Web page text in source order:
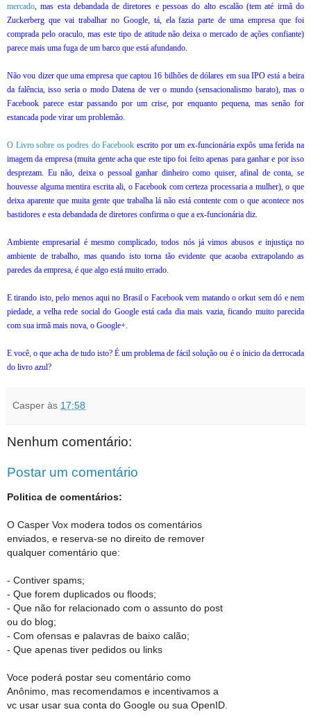
mercado, mas esta debandada de diretores e pessoas do alto escalão (tem até irmã do
Zuckerberg que vai trabalhar no Google, tá, ela fazia parte de uma empresa que foi
comprada pelo oraculo, mas este tipo de atitude não deixa o mercado de ações confiante)
parece mais uma fuga de um barco que está afundando.
Não vou dizer que uma empresa que captou 16 bilhões de dólares em sua IPO está a beira
da falência, isso seria o modo Datena de ver o mundo (sensacionalismo barato), mas o
Facebook parece estar passando por um crise, por enquanto pequena, mas senão for
estancada pode virar um problemão.
O Livro sobre os podres do Facebook escrito por um ex-funcionária expôs uma ferida na
imagem da empresa (muita gente acha que este tipo foi feito apenas para ganhar e por isso
desprezam. Eu não, deixa o pessoal ganhar dinheiro como quiser, afinal de conta, se
houvesse alguma mentira escrita ali, o Facebook com certeza processaria a mulher), o que
deixa aparente que muita gente que trabalha lá não está contente com o que acontece nos
bastidores e esta debandada de diretores confirma o que a ex-funcionária diz.
Ambiente empresarial é mesmo complicado, todos nós já vimos abusos e injustiça no
ambiente de trabalho, mas quando isto torna tão evidente que acaoba extrapolando as
paredes da empresa, é que algo está muito errado.
E tirando isto, pelo menos aqui no Brasil o Facebook vem matando o orkut sem dó e nem
piedade, a velha rede social do Google está cada dia mais vazia, ficando muito parecida
com sua irmã mais nova, o Google+.
E você, o que acha de tudo isto? É um problema de fácil solução ou é o ínicio da derrocada
do livro azul?
Casper às 17:58
Nenhum comentário:
Postar um comentário
Politica de comentários:
O Casper Vox modera todos os comentários
enviados, e reserva-se no direito de remover
qualquer comentário que:
- Contiver spams;
- Que forem duplicados ou floods;
- Que não for relacionado com o assunto do post
ou do blog;
- Com ofensas e palavras de baixo calão;
- Que apenas tiver pedidos ou links
Voce poderá postar seu comentário como
Anônimo, mas recomendamos e incentivamos a
vc usar usar sua conta do Google ou sua OpenID.